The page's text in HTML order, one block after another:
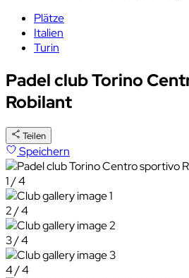
Plätze
Italien
Turin
Padel club Torino
Robilant
Teilen
Speichern
1 / 4
2 / 4
3 / 4
4 / 4